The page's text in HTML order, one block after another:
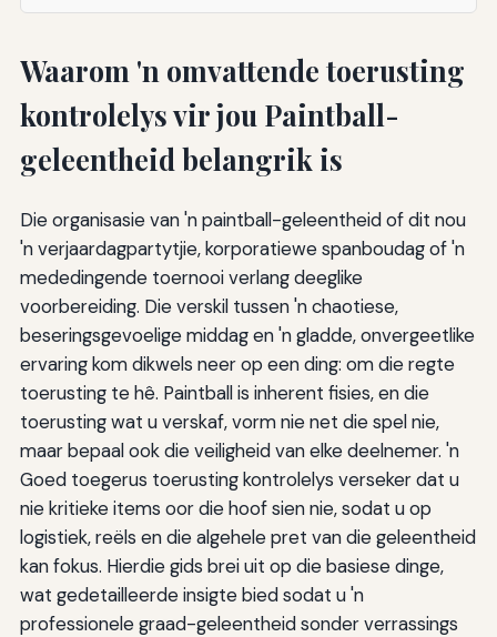
Waarom 'n omvattende toerusting
kontrolelys vir jou Paintball-
geleentheid belangrik is
Die organisasie van 'n paintball-geleentheid of dit nou
'n verjaardagpartytjie, korporatiewe spanboudag of 'n
mededingende toernooi verlang deeglike
voorbereiding. Die verskil tussen 'n chaotiese,
beseringsgevoelige middag en 'n gladde, onvergeetlike
ervaring kom dikwels neer op een ding: om die regte
toerusting te hê. Paintball is inherent fisies, en die
toerusting wat u verskaf, vorm nie net die spel nie,
maar bepaal ook die veiligheid van elke deelnemer. 'n
Goed toegerus toerusting kontrolelys verseker dat u
nie kritieke items oor die hoof sien nie, sodat u op
logistiek, reëls en die algehele pret van die geleentheid
kan fokus. Hierdie gids brei uit op die basiese dinge,
wat gedetailleerde insigte bied sodat u 'n
professionele graad-geleentheid sonder verrassings